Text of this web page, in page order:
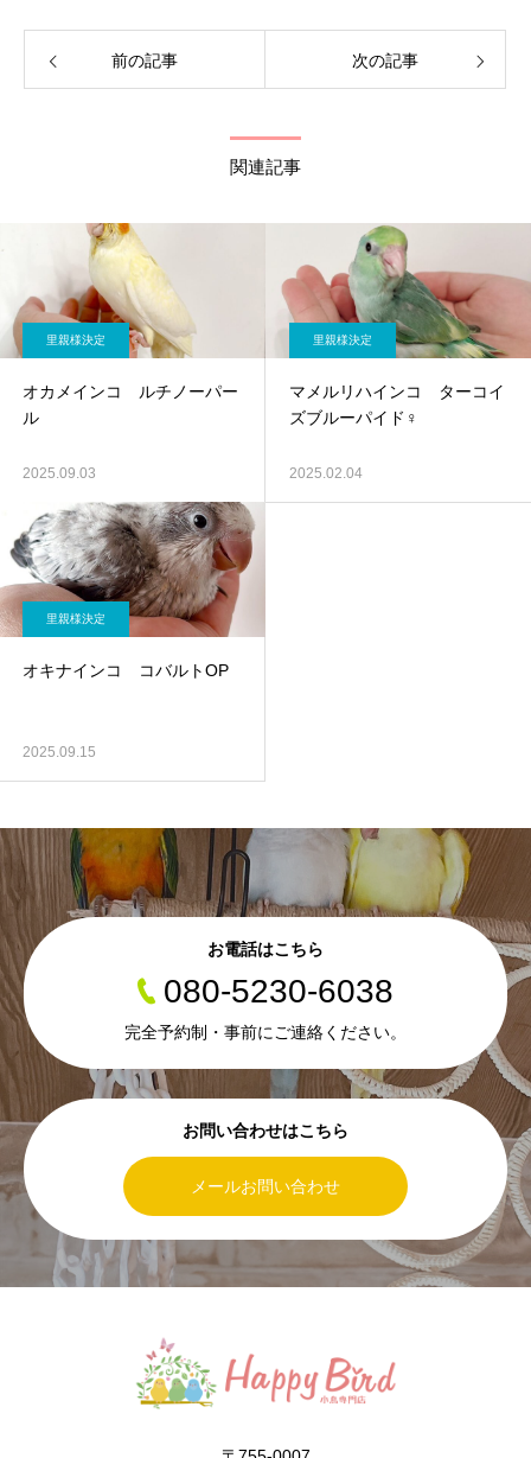
前の記事 次の記事
関連記事
里親様決定
オカメインコ ルチノーパー
ル
2025.09.03
里親様決定
マメルリハインコ ターコイ
ズブルーパイド♀
2025.02.04
里親様決定
オキナインコ コバルトOP
2025.09.15
お問い合わせはこちら
メールお問い合わせ
お電話はこちら
080-5230-6038
完全予約制・事前にご連絡ください。